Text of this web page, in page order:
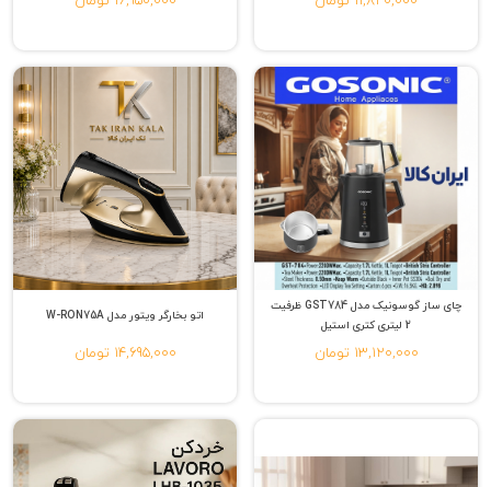
چای ساز گوسونیک مدل GST784 ظرفیت
2 لیتری کتری استیل
13,120,000 تومان
اتو بخارگر ویتور مدل W-RON75A
14,695,000 تومان